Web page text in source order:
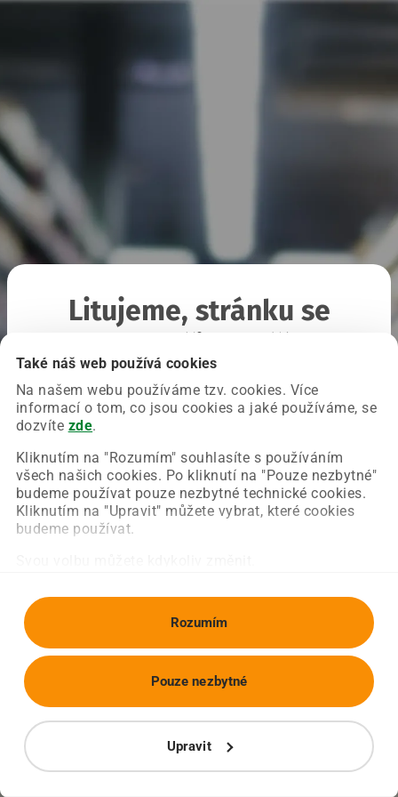
Také náš web používá cookies
Na našem webu používáme tzv. cookies. Více
informací o tom, co jsou cookies a jaké používáme, se
dozvíte zde.
Kliknutím na "Rozumím" souhlasíte s používáním
všech našich cookies. Po kliknutí na "Pouze nezbytné"
budeme používat pouze nezbytné technické cookies.
Kliknutím na "Upravit" můžete vybrat, které cookies
budeme používat.
Rozumím
Upravit
Pouze nezbytné
Litujeme, stránku se
Chyba nastala na naší straně a už ji opravujeme.
Zkuste prosím znovu načíst požadovanou stránku.
Obnovit stránku Úvodní strana